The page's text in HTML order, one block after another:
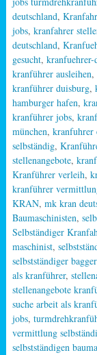
deutschland,
jobs, kranfahrer
deutschland,
gesucht, kranfuehrer-
kranführer ausleihen,
kranführer duisburg,
hamburger hafen,
kranführer jobs,
münchen, kranfuhrer
selbständig,
stellenangebote,
Kranführer verleih,
kranführer
KRAN, mk kran
Baumaschinisten,
Selbständiger
maschinist,
selbstständiger
als kranführer,
stellenangebote
suche arbeit als
jobs,
vermittlung
selbstständigen